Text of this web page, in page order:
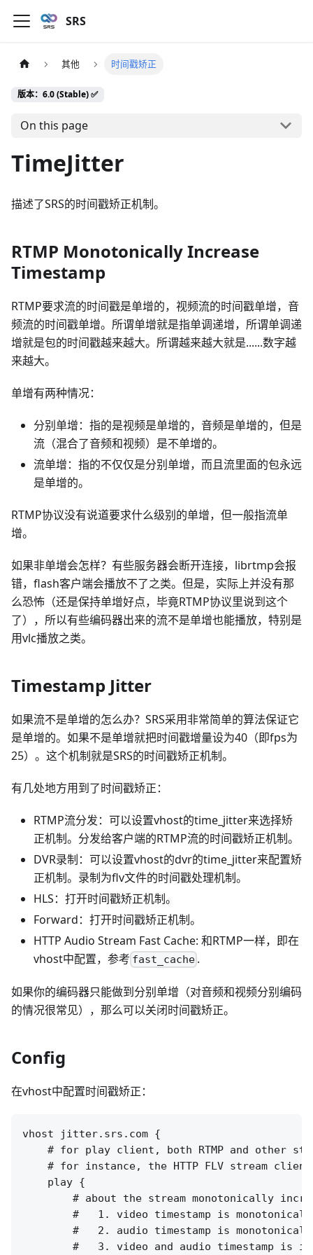
SRS
其他 时间戳矫正
版本：6.0 (Stable) ✅
On this page
TimeJitter
描述了SRS的时间戳矫正机制。
RTMP Monotonically Increase
Timestamp
RTMP要求流的时间戳是单增的，视频流的时间戳单增，音
频流的时间戳单增。所谓单增就是指单调递增，所谓单调递
增就是包的时间戳越来越大。所谓越来越大就是......数字越
来越大。
单增有两种情况：
分别单增：指的是视频是单增的，音频是单增的，但是
流（混合了音频和视频）是不单增的。
流单增：指的不仅仅是分别单增，而且流里面的包永远
是单增的。
RTMP协议没有说道要求什么级别的单增，但一般指流单
增。
如果非单增会怎样？有些服务器会断开连接，librtmp会报
错，flash客户端会播放不了之类。但是，实际上并没有那
么恐怖（还是保持单增好点，毕竟RTMP协议里说到这个
了），所以有些编码器出来的流不是单增也能播放，特别是
用vlc播放之类。
Timestamp Jitter
如果流不是单增的怎么办？SRS采用非常简单的算法保证它
是单增的。如果不是单增就把时间戳增量设为40（即fps为
25）。这个机制就是SRS的时间戳矫正机制。
有几处地方用到了时间戳矫正：
RTMP流分发：可以设置vhost的time_jitter来选择矫
正机制。分发给客户端的RTMP流的时间戳矫正机制。
DVR录制：可以设置vhost的dvr的time_jitter来配置矫
正机制。录制为flv文件的时间戳处理机制。
HLS：打开时间戳矫正机制。
Forward：打开时间戳矫正机制。
HTTP Audio Stream Fast Cache: 和RTMP一样，即在
vhost中配置，参考 fast_cache .
如果你的编码器只能做到分别单增（对音频和视频分别编码
的情况很常见），那么可以关闭时间戳矫正。
Config
在vhost中配置时间戳矫正：
vhost jitter.srs.com {
# for play client, both RTMP and other
# for instance, the HTTP FLV stream
    play {
# about the stream monotonically
#   1. video timestamp is
#   2. audio timestamp is
#   3. video and audio timestamp is